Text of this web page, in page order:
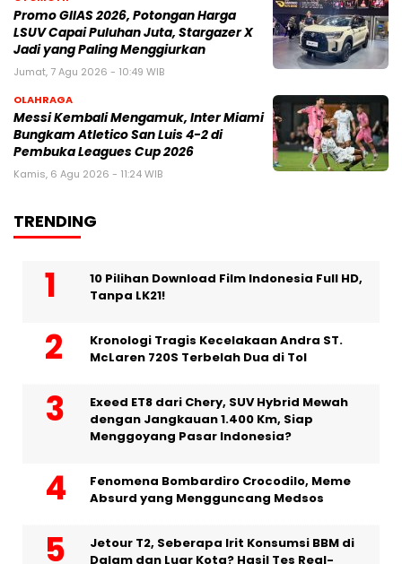
Promo GIIAS 2026, Potongan Harga
LSUV Capai Puluhan Juta, Stargazer X
Jadi yang Paling Menggiurkan
Jumat, 7 Agu 2026 - 10:49 WIB
OLAHRAGA
Messi Kembali Mengamuk, Inter Miami
Bungkam Atletico San Luis 4-2 di
Pembuka Leagues Cup 2026
Kamis, 6 Agu 2026 - 11:24 WIB
TRENDING
10 Pilihan Download Film Indonesia Full HD,
Tanpa LK21!
Kronologi Tragis Kecelakaan Andra ST.
McLaren 720S Terbelah Dua di Tol
Exeed ET8 dari Chery, SUV Hybrid Mewah
dengan Jangkauan 1.400 Km, Siap
Menggoyang Pasar Indonesia?
Fenomena Bombardiro Crocodilo, Meme
Absurd yang Mengguncang Medsos
Jetour T2, Seberapa Irit Konsumsi BBM di
Dalam dan Luar Kota? Hasil Tes Real-